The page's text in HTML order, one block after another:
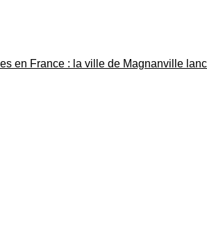
en France : la ville de Magnanville